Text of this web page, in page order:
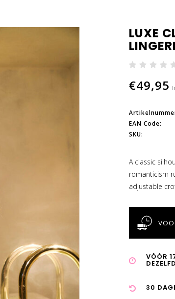
LUXE
€49,95
EAN Code:
SKU:
A classic
romanticism
adjustable
VÓÓR
30